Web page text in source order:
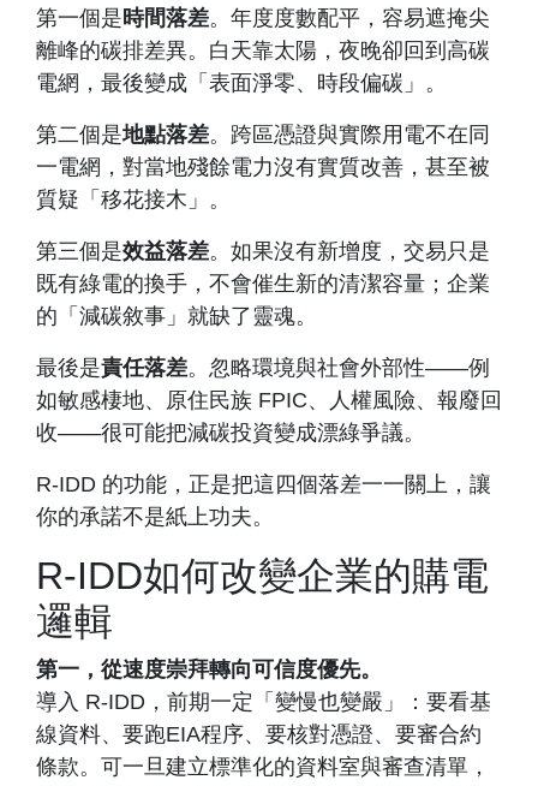
第一個是時間落差。年度度數配平，容易遮掩尖
離峰的碳排差異。白天靠太陽，夜晚卻回到高碳
電網，最後變成「表面淨零、時段偏碳」。
第二個是地點落差。跨區憑證與實際用電不在同
一電網，對當地殘餘電力沒有實質改善，甚至被
質疑「移花接木」。
第三個是效益落差。如果沒有新增度，交易只是
既有綠電的換手，不會催生新的清潔容量；企業
的「減碳敘事」就缺了靈魂。
最後是責任落差。忽略環境與社會外部性——例
如敏感棲地、原住民族 FPIC、人權風險、報廢回
收——很可能把減碳投資變成漂綠爭議。
R-IDD 的功能，正是把這四個落差一一關上，讓
你的承諾不是紙上功夫。
R-IDD如何改變企業的購電
邏輯
第一，從速度崇拜轉向可信度優先。
導入 R-IDD，前期一定「變慢也變嚴」：要看基
線資料、要跑EIA程序、要核對憑證、要審合約
條款。可一旦建立標準化的資料室與審查清單，